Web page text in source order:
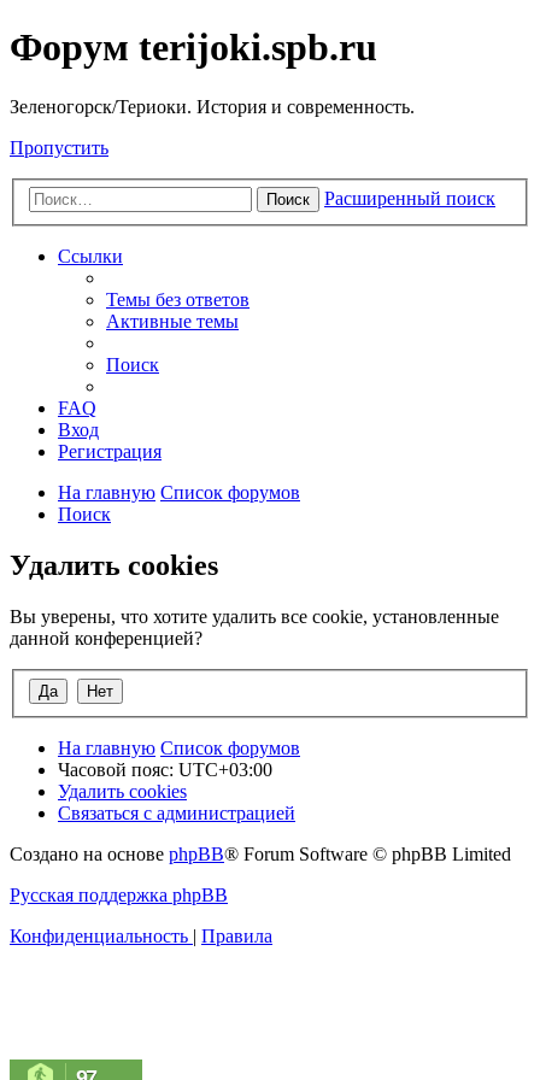
Форум terijoki.spb.ru
Зеленогорск/Териоки. История и современность.
Пропустить
Поиск Расширенный поиск
Ссылки
Темы без ответов
Активные темы
Поиск
FAQ
Вход
Регистрация
На главную Список форумов
Поиск
Удалить cookies
Вы уверены, что хотите удалить все cookie, установленные
данной конференцией?
На главную Список форумов
Часовой пояс: UTC+03:00
Удалить cookies
Связаться с администрацией
Создано на основе phpBB® Forum Software © phpBB Limited
Русская поддержка phpBB
Конфиденциальность | Правила